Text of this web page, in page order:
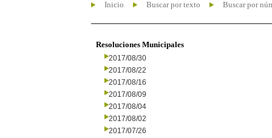
Inicio Buscar por texto Buscar por
Resoluciones Municipales
2017/08/30
2017/08/22
2017/08/16
2017/08/09
2017/08/04
2017/08/02
2017/07/26